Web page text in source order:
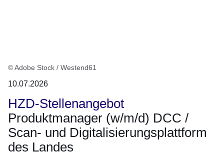
© Adobe Stock / Westend61
10.07.2026
HZD-Stellenangebot
Produktmanager (w/m/d) DCC /
Scan- und Digitalisierungsplattform
des Landes